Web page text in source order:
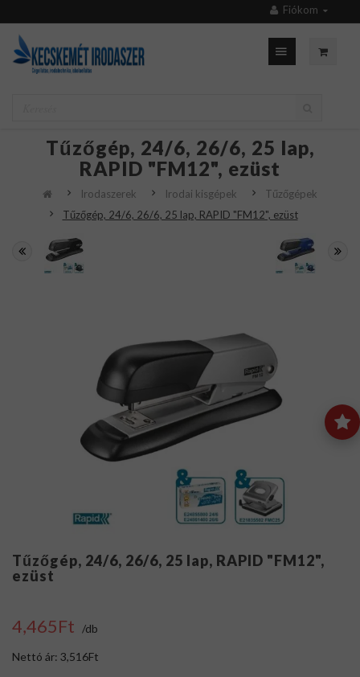
Fiókom
Tűzőgép, 24/6, 26/6, 25 lap,
RAPID "FM12", ezüst
Irodaszerek Irodai kisgépek
Tűzőgépek
Tűzőgép, 24/6, 26/6, 25 lap, RAPID "FM12", ezüst
Tűzőgép, 24/6, 26/6, 25 lap, RAPID "FM12",
ezüst
4,465Ft /db
Nettó ár: 3,516Ft